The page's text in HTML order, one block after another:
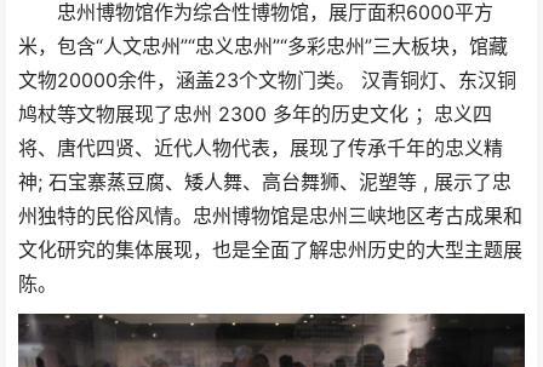
忠州博物馆作为综合性博物馆，展厅面积6000平方
米，包含“人文忠州”“忠义忠州”“多彩忠州”三大板块，馆藏
文物20000余件，涵盖23个文物门类。 汉青铜灯、东汉铜
鸠杖等文物展现了忠州 2300 多年的历史文化 ；忠义四
将、唐代四贤、近代人物代表，展现了传承千年的忠义精
神; 石宝寨蒸豆腐、矮人舞、高台舞狮、泥塑等 , 展示了忠
州独特的民俗风情。忠州博物馆是忠州三峡地区考古成果和
文化研究的集体展现，也是全面了解忠州历史的大型主题展
陈。